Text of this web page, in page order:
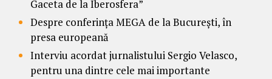
Gaceta de la Iberosfera”
Despre conferința MEGA de la București, în
presa europeană
Interviu acordat jurnalistului Sergio Velasco,
pentru una dintre cele mai importante